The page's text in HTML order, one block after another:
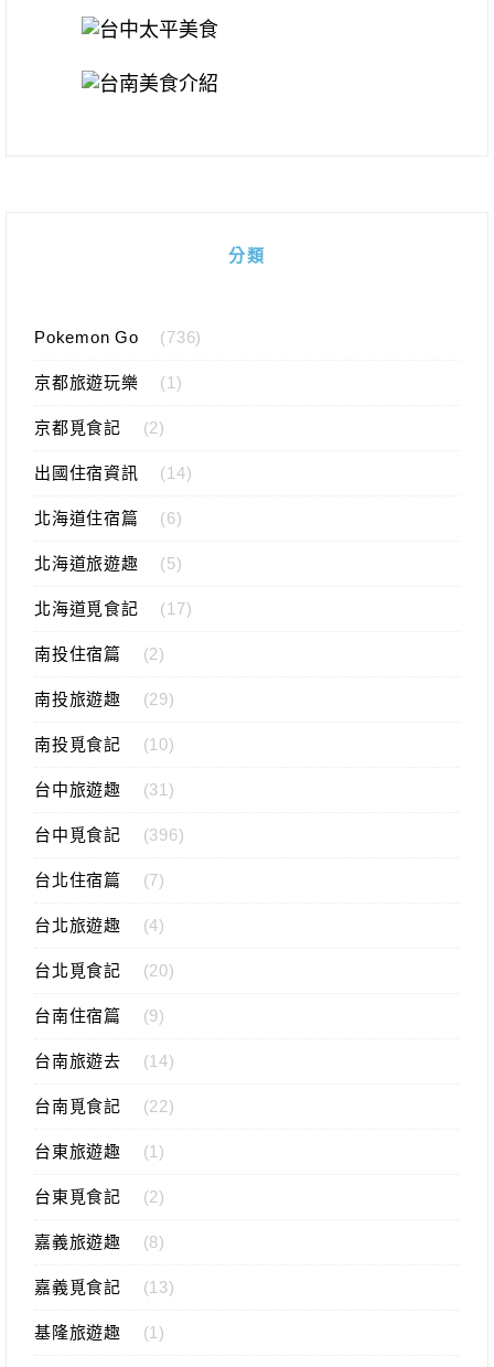
分類
Pokemon Go (736)
京都旅遊玩樂 (1)
京都覓食記 (2)
出國住宿資訊 (14)
北海道住宿篇 (6)
北海道旅遊趣 (5)
北海道覓食記 (17)
南投住宿篇 (2)
南投旅遊趣 (29)
南投覓食記 (10)
台中旅遊趣 (31)
台中覓食記 (396)
台北住宿篇 (7)
台北旅遊趣 (4)
台北覓食記 (20)
台南住宿篇 (9)
台南旅遊去 (14)
台南覓食記 (22)
台東旅遊趣 (1)
台東覓食記 (2)
嘉義旅遊趣 (8)
嘉義覓食記 (13)
基隆旅遊趣 (1)